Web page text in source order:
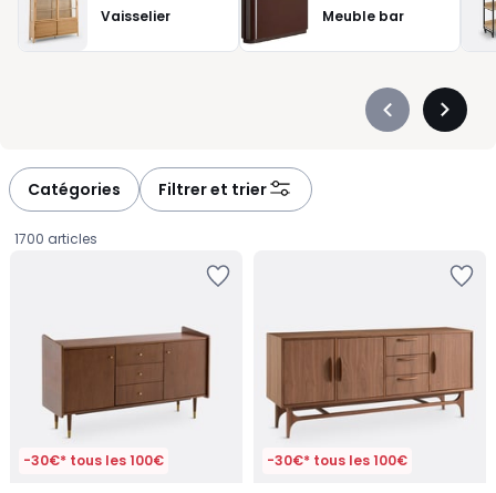
Vaisselier Meuble bar
Précédent
Catégories Filtrer et trier
1700 articles
-30€* tous les 100€ -30€* tous les 100€